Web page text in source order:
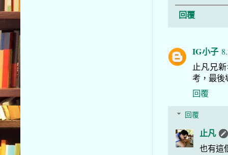
回覆
IG小子
止凡兄
考，最後
回覆
回覆
止凡
也有這